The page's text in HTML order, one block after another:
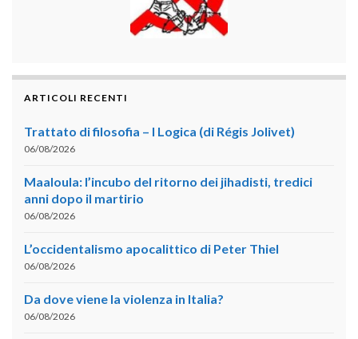
ARTICOLI RECENTI
Trattato di filosofia – I Logica (di Régis Jolivet)
06/08/2026
Maaloula: l’incubo del ritorno dei jihadisti, tredici
anni dopo il martirio
06/08/2026
L’occidentalismo apocalittico di Peter Thiel
06/08/2026
Da dove viene la violenza in Italia?
06/08/2026